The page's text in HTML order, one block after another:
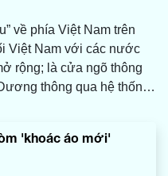
về phía Việt Nam trên
Việt Nam với các nước
rộng; là cửa ngõ thông
thông qua hệ thống
hành lang kinh tế
phát triển về giao thông,
tế cửa khẩu.
'khoác áo mới'